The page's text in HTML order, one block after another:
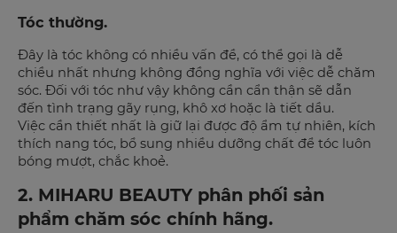
Tóc thường.
Đây là tóc không có nhiều vấn đề, có thể gọi là dễ
chiều nhất nhưng không đồng nghĩa với việc dễ chăm
sóc. Đối với tóc như vậy không cần cẩn thận sẽ dẫn
đến tình trạng gãy rụng, khô xơ hoặc là tiết dầu.
Việc cần thiết nhất là giữ lại được độ ẩm tự nhiên, kích
thích nang tóc, bổ sung nhiều dưỡng chất để tóc luôn
bóng mượt, chắc khoẻ.
2. MIHARU BEAUTY phân phối sản
phẩm chăm sóc chính hãng.